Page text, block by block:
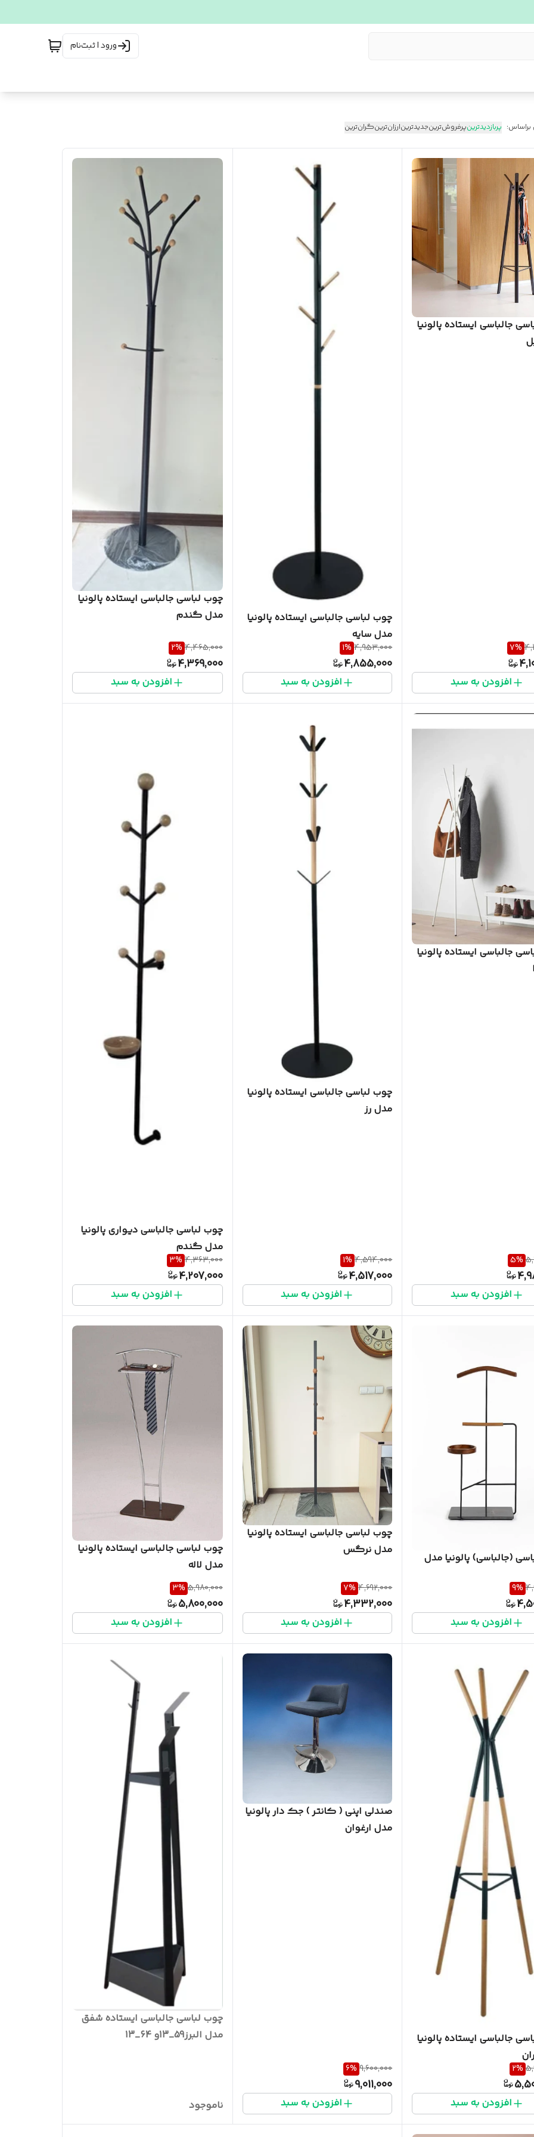
ورود | ثبت‌نام
براساس: پربازدیدترینپرفروش‌ترینجدیدترینارزان‌ترینگران‌ترین
جالباسی ایستاده پالونیا
7%
افزودن به سبد
چوب لباسی جالباسی ایستاده پالونیا
مدل سایه
4,953,000
1%
4,855,000
افزودن به سبد
چوب لباسی جالباسی ایستاده پالونیا
مدل گندم
4,465,000
2%
4,369,000
افزودن به سبد
جالباسی ایستاده پالونیا
5%
افزودن به سبد
چوب لباسی جالباسی ایستاده پالونیا
مدل رز
4,594,000
1%
4,517,000
افزودن به سبد
چوب لباسی جالباسی دیواری پالونیا
مدل گندم
4,363,000
3%
4,207,000
افزودن به سبد
(جالباسی) پالونیا مدل
9%
افزودن به سبد
چوب لباسی جالباسی ایستاده پالونیا
مدل نرگس
4,692,000
7%
4,332,000
افزودن به سبد
چوب لباسی جالباسی ایستاده پالونیا
مدل لاله
5,980,000
3%
5,800,000
افزودن به سبد
جالباسی ایستاده پالونیا
2%
افزودن به سبد
صندلی اپنی ( کانتر ) جک دار پالونیا
مدل ارغوان
9,600,000
6%
9,011,000
افزودن به سبد
چوب لباسی جالباسی ایستاده شفق
مدل البرز59_13و 64_13
ناموجود